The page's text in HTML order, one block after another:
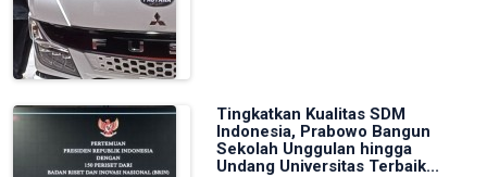
Tingkatkan Kualitas SDM
Indonesia, Prabowo Bangun
Sekolah Unggulan hingga
Undang Universitas Terbaik...